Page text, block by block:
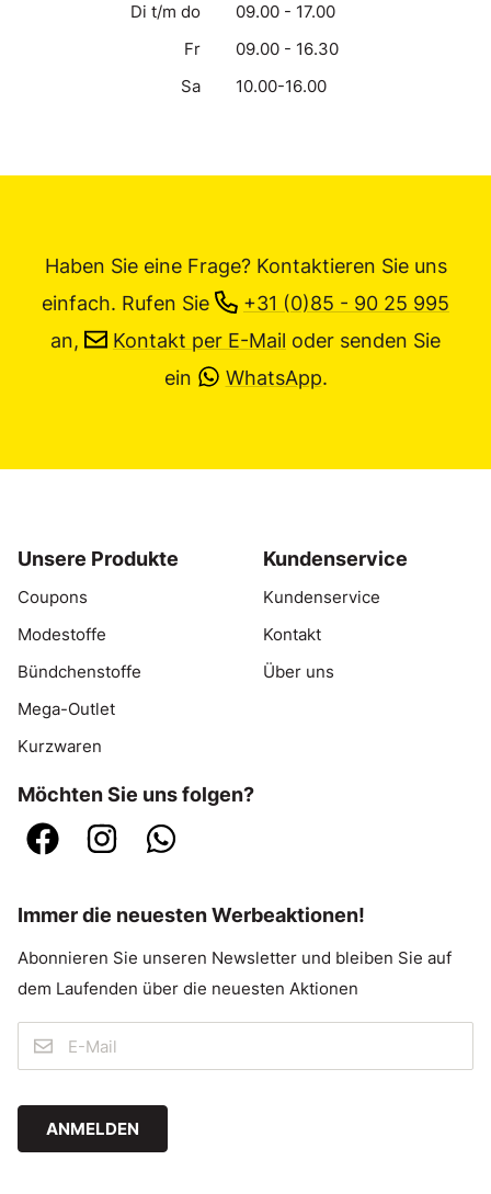
Di t/m do
09.00 - 17.00
Fr
09.00 - 16.30
Sa
10.00-16.00
Haben Sie eine Frage? Kontaktieren Sie uns
einfach. Rufen Sie
+31 (0)85 - 90 25 995
an,
Kontakt per E-Mail oder senden Sie
ein
WhatsApp.
Unsere Produkte
Coupons
Modestoffe
Bündchenstoffe
Mega-Outlet
Kurzwaren
Kundenservice
Kundenservice
Kontakt
Über uns
Möchten Sie uns folgen?
Immer die neuesten Werbeaktionen!
Abonnieren Sie unseren Newsletter und bleiben Sie auf
dem Laufenden über die neuesten Aktionen
ANMELDEN